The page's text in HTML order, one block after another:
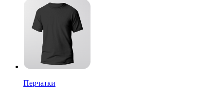
Перчатки